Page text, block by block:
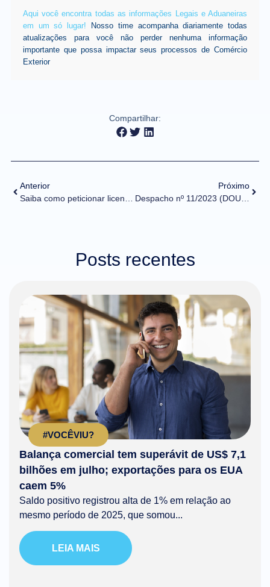
Aqui você encontra todas as informações Legais e Aduaneiras
em um só lugar! Nosso time acompanha diariamente todas
atualizações para você não perder nenhuma informação
importante que possa impactar seus processos de Comércio
Exterior
Compartilhar:
Anterior
Próximo
Posts recentes
#VOCÊVIU?
Balança comercial tem superávit de US$ 7,1
bilhões em julho; exportações para os EUA
caem 5%
Saldo positivo registrou alta de 1% em relação ao
mesmo período de 2025, que somou...
LEIA MAIS